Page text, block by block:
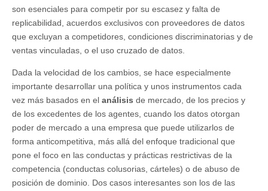
son esenciales para competir por su escasez y falta de
replicabilidad, acuerdos exclusivos con proveedores de datos
que excluyan a competidores, condiciones discriminatorias y de
ventas vinculadas, o el uso cruzado de datos.
Dada la velocidad de los cambios, se hace especialmente
importante desarrollar una política y unos instrumentos cada
vez más basados en el análisis de mercado, de los precios y
de los excedentes de los agentes, cuando los datos otorgan
poder de mercado a una empresa que puede utilizarlos de
forma anticompetitiva, más allá del enfoque tradicional que
pone el foco en las conductas y prácticas restrictivas de la
competencia (conductas colusorias, cárteles) o de abuso de
posición de dominio. Dos casos interesantes son los de las